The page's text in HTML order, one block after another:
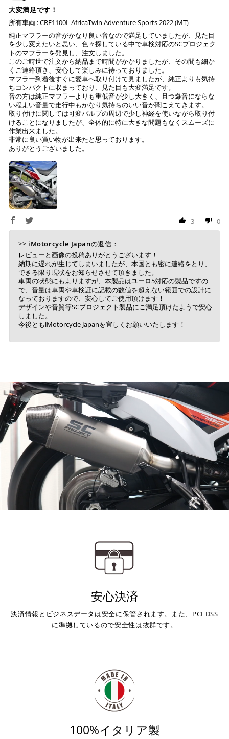
大変満足です！
所有車両 : CRF1100L AfricaTwin Adventure Sports 2022 (MT)
純正マフラーの音がかなり良い音なので満足していましたが、見た目
を少し変えたいと思い、色々探している中で車検対応のSCプロジェク
トのマフラーを発見し、注文しました。
このご時世で注文から納品まで時間がかかりましたが、その間も細か
くご連絡頂き、安心して楽しみに待っておりました。
マフラー到着後すぐに愛車へ取り付けて見ましたが、純正よりも気持
ちコンパクトに収まっており、見た目も大変満足です。
音の方は純正マフラーよりも重低音が少し大きく、且つ爆音にならな
い程よい音量で走行中もかなり気持ちのいい音が聞こえてきます。
取り付けに関しては可変バルブの周辺で少し神経を使いながら取り付
けることになりましたが、全体的に特に大きな問題もなくスムーズに
作業出来ました。
非常に良い買い物が出来たと思っております。
ありがとうございました。
3 0
>> iMotorcycle Japanの返信：
レビューと画像の投稿ありがとうございます！
納期に遅れが生じてしまいましたが、本国とも密に連絡をとり、
できる限り現状をお知らせさせて頂きました。
車両の状態にもよりますが、本製品はユーロ5対応の製品ですの
で、音量は車両や車検証に記載の数値を超えない範囲での設計に
なっておりますので、安心してご使用頂けます！
デザインや音質等SCプロジェクト製品にご満足頂けたようで安心
しました。
今後ともiMotorcycle Japanを宜しくお願いいたします！
安心決済
決済情報とビジネスデータは安全に保管されます。また、PCI DSS
に準拠しているので安全性は抜群です。
100%イタリア製